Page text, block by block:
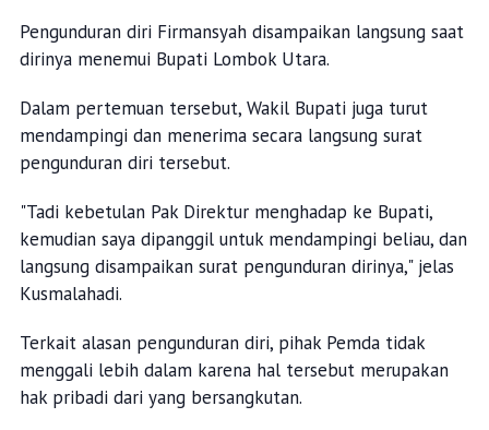
Pengunduran diri Firmansyah disampaikan langsung saat
dirinya menemui Bupati Lombok Utara.
Dalam pertemuan tersebut, Wakil Bupati juga turut
mendampingi dan menerima secara langsung surat
pengunduran diri tersebut.
"Tadi kebetulan Pak Direktur menghadap ke Bupati,
kemudian saya dipanggil untuk mendampingi beliau, dan
langsung disampaikan surat pengunduran dirinya," jelas
Kusmalahadi.
Terkait alasan pengunduran diri, pihak Pemda tidak
menggali lebih dalam karena hal tersebut merupakan
hak pribadi dari yang bersangkutan.